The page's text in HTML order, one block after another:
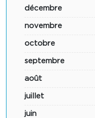
décembre
novembre
octobre
septembre
août
juillet
juin